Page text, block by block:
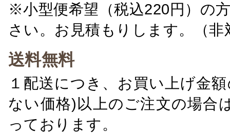
※小型便希望（税込220円）の
さい。お見積もりします。（非
送料無料
１配送につき、お買い上げ金
ない価格)以上のご注文の場合
っております。